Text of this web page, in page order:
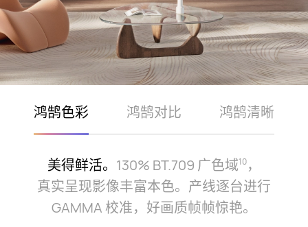
鸿鹄色彩 鸿鹄对比 鸿鹄清晰
美得鲜活。 130% BT.709 广色域10，
真实呈现影像丰富本色。产线逐台进行
GAMMA 校准，好画质帧帧惊⁠艳。